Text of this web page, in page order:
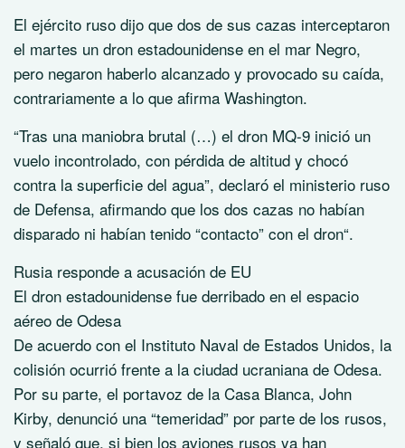
El ejército ruso dijo que dos de sus cazas interceptaron
el martes un dron estadounidense en el mar Negro,
pero negaron haberlo alcanzado y provocado su caída,
contrariamente a lo que afirma Washington.
“Tras una maniobra brutal (…) el dron MQ-9 inició un
vuelo incontrolado, con pérdida de altitud y chocó
contra la superficie del agua”, declaró el ministerio ruso
de Defensa, afirmando que los dos cazas no habían
disparado ni habían tenido “contacto” con el dron“.
Rusia responde a acusación de EU
El dron estadounidense fue derribado en el espacio
aéreo de Odesa
De acuerdo con el Instituto Naval de Estados Unidos, la
colisión ocurrió frente a la ciudad ucraniana de Odesa.
Por su parte, el portavoz de la Casa Blanca, John
Kirby, denunció una “temeridad” por parte de los rusos,
y señaló que, si bien los aviones rusos ya han